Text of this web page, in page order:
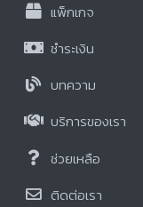
แพ็กเกจ
ชำระเงิน
บทความ
บริการของเรา
ช่วยเหลือ
ติดต่อเรา